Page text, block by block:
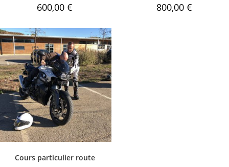
600,00 € 800,00 €
Cours particulier route